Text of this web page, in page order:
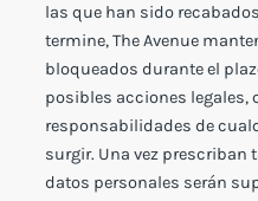
las que han sido
termine, The Avenue
bloqueados durante el
posibles acciones legales,
responsabilidades de
surgir. Una vez
datos personales serán